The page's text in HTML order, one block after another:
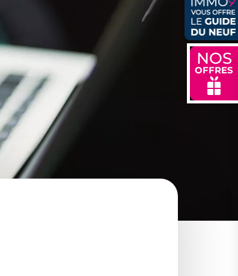
NOS
OFFRES
🎁